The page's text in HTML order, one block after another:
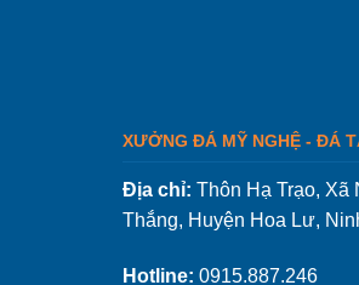
XƯỞNG ĐÁ MỸ NGHỆ - ĐÁ
Địa chỉ: Thôn Hạ Trạo, Xã
Thắng, Huyện Hoa Lư,
Hotline: 0915.887.246